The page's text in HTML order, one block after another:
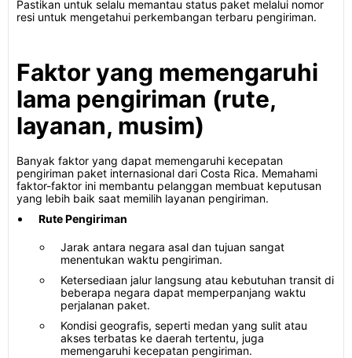
Pastikan untuk selalu memantau status paket melalui nomor
resi untuk mengetahui perkembangan terbaru pengiriman.
Faktor yang memengaruhi
lama pengiriman (rute,
layanan, musim)
Banyak faktor yang dapat memengaruhi kecepatan
pengiriman paket internasional dari Costa Rica. Memahami
faktor-faktor ini membantu pelanggan membuat keputusan
yang lebih baik saat memilih layanan pengiriman.
Rute Pengiriman
Jarak antara negara asal dan tujuan sangat
menentukan waktu pengiriman.
Ketersediaan jalur langsung atau kebutuhan transit di
beberapa negara dapat memperpanjang waktu
perjalanan paket.
Kondisi geografis, seperti medan yang sulit atau
akses terbatas ke daerah tertentu, juga
memengaruhi kecepatan pengiriman.